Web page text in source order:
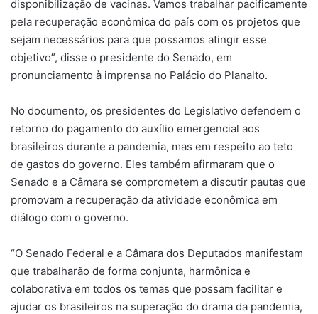
disponibilização de vacinas. Vamos trabalhar pacificamente
pela recuperação econômica do país com os projetos que
sejam necessários para que possamos atingir esse
objetivo”, disse o presidente do Senado, em
pronunciamento à imprensa no Palácio do Planalto.
No documento, os presidentes do Legislativo defendem o
retorno do pagamento do auxílio emergencial aos
brasileiros durante a pandemia, mas em respeito ao teto
de gastos do governo. Eles também afirmaram que o
Senado e a Câmara se comprometem a discutir pautas que
promovam a recuperação da atividade econômica em
diálogo com o governo.
“O Senado Federal e a Câmara dos Deputados manifestam
que trabalharão de forma conjunta, harmônica e
colaborativa em todos os temas que possam facilitar e
ajudar os brasileiros na superação do drama da pandemia,